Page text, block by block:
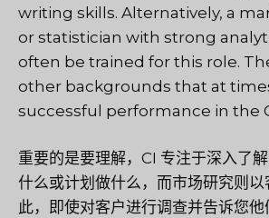
writing skills. Alternatively, a
or statistician with strong
often be trained for this role.
other backgrounds that at
successful performance in the
重要的是要理解，CI 专注于深入了
什么或计划做什么，而市场研究则以
此，即使对客户进行调查并告诉您